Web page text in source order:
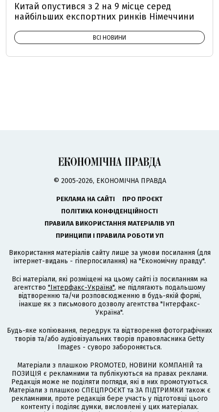
Китай опустився з 2 на 9 місце серед
найбільших експортних ринків Німеччини
ВСІ НОВИНИ
© 2005-2026, ЕКОНОМІЧНА ПРАВДА
РЕКЛАМА НА САЙТІ
ПРО ПРОЄКТ
ПОЛІТИКА КОНФІДЕНЦІЙНОСТІ
ПРАВИЛА ВИКОРИСТАННЯ МАТЕРІАЛІВ УП
ПРИНЦИПИ І ПРАВИЛА РОБОТИ УП
Використання матеріалів сайту лише за умови посилання (для
інтернет-видань - гіперпосилання) на "Економічну правду".
Всі матеріали, які розміщені на цьому сайті із посиланням на
агентство "Інтерфакс-Україна", не підлягають подальшому
відтворенню та/чи розповсюдженню в будь-якій формі,
інакше як з письмового дозволу агентства "Інтерфакс-
Україна".
Будь-яке копіювання, передрук та відтворення фотографічних
творів та/або аудіовізуальних творів правовласника Getty
Images - суворо забороняється.
Матеріали з плашкою PROMOTED, НОВИНИ КОМПАНІЙ та
ПОЗИЦІЯ є рекламними та публікуються на правах реклами.
Редакція може не поділяти погляди, які в них промотуються.
Матеріали з плашкою СПЕЦПРОЄКТ та ЗА ПІДТРИМКИ також є
рекламними, проте редакція бере участь у підготовці цього
контенту і поділяє думки, висловлені у цих матеріалах.